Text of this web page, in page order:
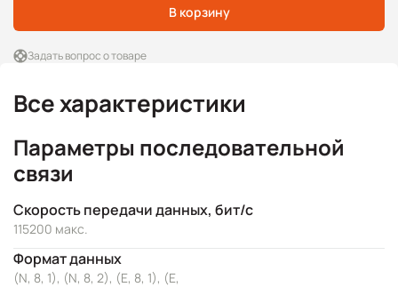
В корзину
Задать вопрос о товаре
Все характеристики
Параметры последовательной
связи
Скорость передачи данных, бит/с
115200 макс.
Формат данных
(N, 8, 1), (N, 8, 2), (E, 8, 1), (E,